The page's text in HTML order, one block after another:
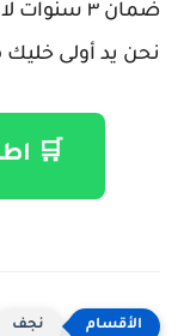
ضمان ٣
نحن يد أولى
🛒
نجف